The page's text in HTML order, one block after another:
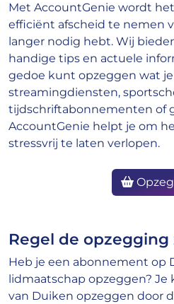
Met AccountGenie wordt
efficiënt afscheid te nemen
langer nodig hebt. Wij
handige tips en actuele
gedoe kunt opzeggen wat
streamingdiensten,
tijdschriftabonnementen of
AccountGenie helpt je om
stressvrij te laten verlopen.
Regel de opzegging
Heb je een abonnement op
lidmaatschap opzeggen?
van Duiken opzeggen door